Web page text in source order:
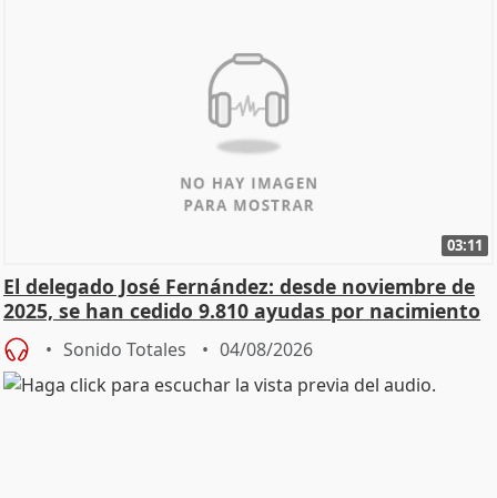
03:11
El delegado José Fernández: desde noviembre de
2025, se han cedido 9.810 ayudas por nacimiento
Sonido Totales 04/08/2026